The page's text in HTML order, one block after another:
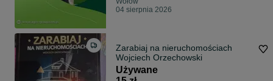
04 sierpnia 2026
Zarabiaj na nieruchomościach
Wojciech Orzechowski
Używane